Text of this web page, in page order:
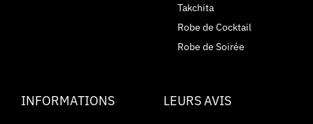
Takchita
Robe de Cocktail
Robe de Soirée
INFORMATIONS LEURS AVIS